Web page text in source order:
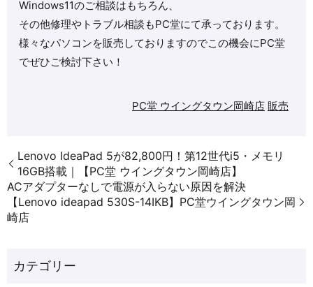
Windows11のご相談はもちろん、
その他修理やトラブル相談もPC堂にて承っております。
様々なパソコンを販売しておりますのでこの機会にPC堂
でぜひご検討下さい！
PC堂 ウイングタウン岡崎店 販売
Lenovo IdeaPad 5が82,800円！第12世代i5・メモリ
16GB搭載｜【PC堂 ウイングタウン岡崎店】
ACアダプターなしで電源が入らない原因を解決
【Lenovo ideapad 530S-14IKB】PC堂ウイングタウン岡
崎店